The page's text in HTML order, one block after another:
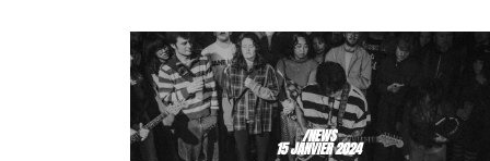
/NEWS
15 JANVIER 2024